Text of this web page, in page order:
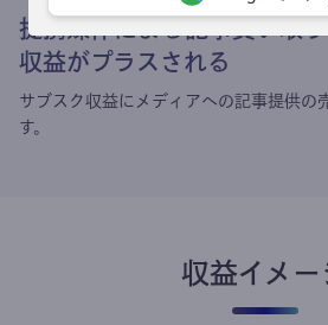
提携媒体による記事買い取り
収益がプラスされる
サブスク収益にメディアへの記事提供の
す。
収益イメー